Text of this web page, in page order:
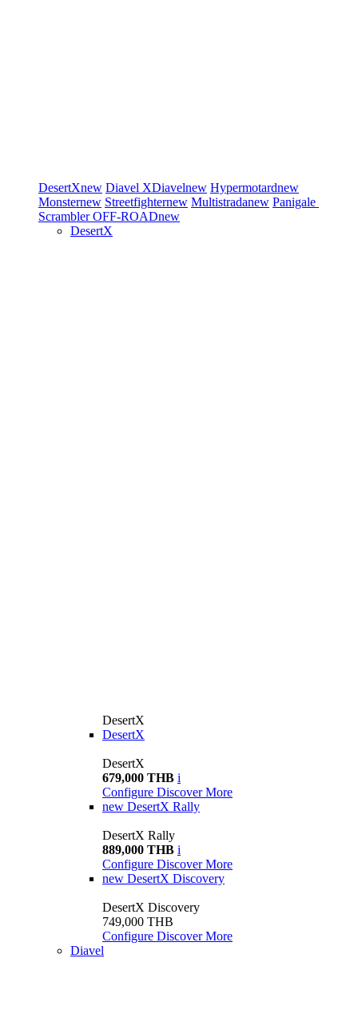
DesertXnew Diavel XDiavelnew Hypermotardnew
Monsternew Streetfighternew Multistradanew Panigale
ScramblerOFF-ROADnew
DesertX
DesertX
DesertX
DesertX
679,000 THB i
Configure Discover More
new DesertX Rally
DesertX Rally
889,000 THB i
Configure Discover More
new DesertX Discovery
DesertX Discovery
749,000 THB
Configure Discover More
Diavel